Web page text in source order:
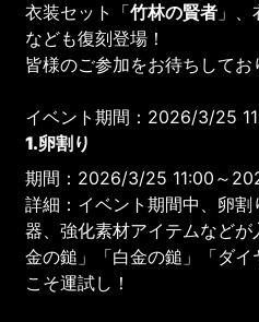
衣装セット「竹林の賢者 」
なども復刻登場！
皆様のご参加をお待ちしてお
イベント期間：2026/3/25
1.卵割り
期間：2026/3/25 11:00～
詳細：イベント期間中、卵
器、強化素材アイテムなど
金の鎚」「白金の鎚」「ダ
こそ運試し！